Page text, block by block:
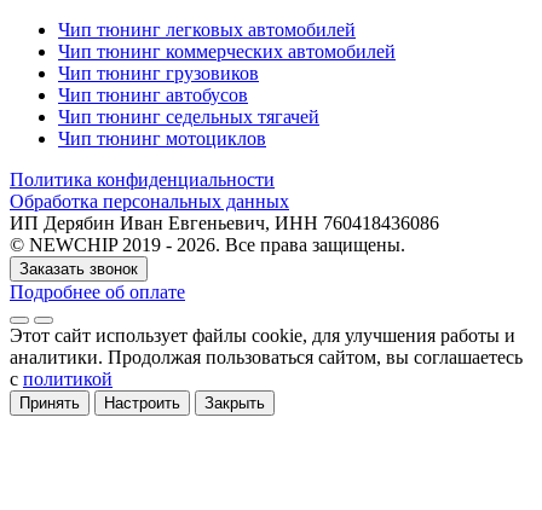
Чип тюнинг легковых автомобилей
Чип тюнинг коммерческих автомобилей
Чип тюнинг грузовиков
Чип тюнинг автобусов
Чип тюнинг седельных тягачей
Чип тюнинг мотоциклов
Политика конфиденциальности
Обработка персональных данных
ИП Дерябин Иван Евгеньевич, ИНН 760418436086
© NEWCHIP 2019 - 2026. Все права защищены.
Заказать звонок
Подробнее об оплате
Этот сайт использует файлы cookie, для улучшения работы и
аналитики. Продолжая пользоваться сайтом, вы соглашаетесь
с политикой
Принять Настроить Закрыть